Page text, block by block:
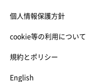
個人情報保護方針
cookie等の利用について
規約とポリシー
English